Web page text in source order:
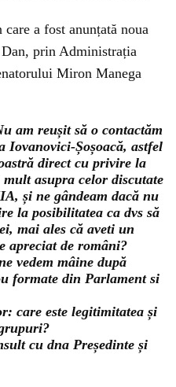
a fost anunțată noua
prin Administrația
Miron Manega
am reușit să o contactăm
Iovanovici-Șoșoacă, astfel
direct cu privire la
asupra celor discutate
și ne gândeam dacă nu
la posibilitatea ca dvs să
mai ales că aveti un
apreciat de români?
vedem mâine după
formate din Parlament si
care este legitimitatea și
cu dna Președinte și